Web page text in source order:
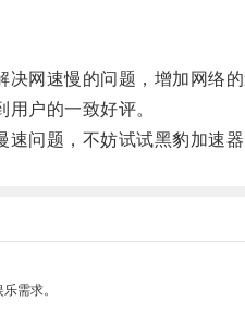
速慢的问题，增加网络的
户的一致好评。
题，不妨试试黑豹加速器
需求。